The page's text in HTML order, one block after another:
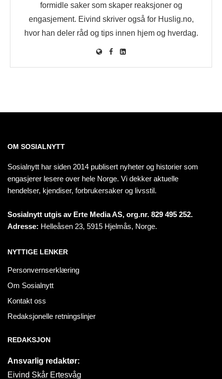
formidle saker som skaper reaksjoner og
engasjement. Eivind skriver også for Huslig.no,
hvor han deler råd og tips innen hjem og hverdag.
OM SOSIALNYTT
Sosialnytt har siden 2014 publisert nyheter og historier som
engasjerer lesere over hele Norge. Vi dekker aktuelle
hendelser, kjendiser, forbrukersaker og livsstil.
Sosialnytt utgis av Erte Media AS, org.nr. 829 495 252.
Adresse: Helleåsen 23, 5915 Hjelmås, Norge.
NYTTIGE LENKER
Personvernserklæring
Om Sosialnytt
Kontakt oss
Redaksjonelle retningslinjer
REDAKSJON
Ansvarlig redaktør:
Eivind Skår Ertesvåg